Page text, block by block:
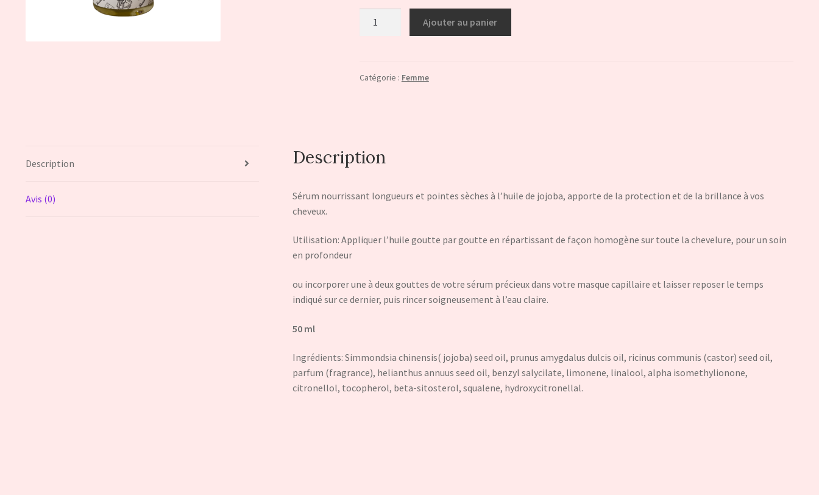
capillaire
Ajouter au panier
Catégorie : Femme
Description
Avis (0)
Description
Sérum nourrissant longueurs et pointes sèches à l’huile de jojoba, apporte de la protection et de la brillance à vos
cheveux.
Utilisation: Appliquer l’huile goutte par goutte en répartissant de façon homogène sur toute la chevelure, pour un soin
en profondeur
ou incorporer une à deux gouttes de votre sérum précieux dans votre masque capillaire et laisser reposer le temps
indiqué sur ce dernier, puis rincer soigneusement à l’eau claire.
50 ml
Ingrédients: Simmondsia chinensis( jojoba) seed oil, prunus amygdalus dulcis oil, ricinus communis (castor) seed oil,
parfum (fragrance), helianthus annuus seed oil, benzyl salycilate, limonene, linalool, alpha isomethylionone,
citronellol, tocopherol, beta-sitosterol, squalene, hydroxycitronellal.